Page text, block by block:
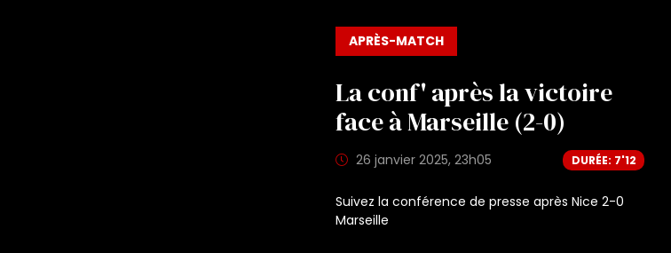
APRÈS-MATCH
La conf' après la victoire
face à Marseille (2-0)
26 janvier 2025, 23h05 DURÉE: 7'12
Suivez la conférence de presse après Nice 2-0
Marseille